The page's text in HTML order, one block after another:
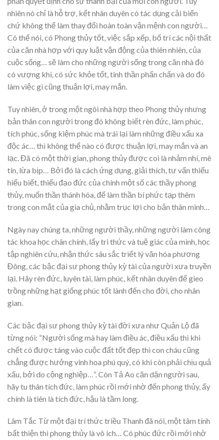
nhiên nó chỉ là hỗ trợ, kết nhân duyên có tác dụng cải biến
chứ không thể làm thay đổi hoàn toàn vận mệnh con người…
Có thể nói, có Phong thủy tốt, việc sắp xếp, bố trí các nội thất
của căn nhà hợp với quy luật vận động của thiên nhiên, của
cuộc sống… sẽ làm cho những người sống trong căn nhà đó
có vượng khí, có sức khỏe tốt, tinh thần phấn chấn và do đó
làm việc gì cũng thuận lợi, may mắn.
Tuy nhiên, ở trong một ngôi nhà hợp theo Phong thủy nhưng
bản thân con người trong đó không biết rèn đức, làm phúc,
tích phúc, sống kiệm phúc mà trái lại làm những điều xấu xa
độc ác… thì không thể nào có được thuận lợi, may mắn và an
lạc. Đã có một thời gian, phong thủy được coi là nhảm nhí, mê
tín, lừa bịp… Bởi đó là cách ứng dụng, giải thích, tư vấn thiếu
hiểu biết, thiếu đạo đức của chính một số các thầy phong
thủy, muốn thần thánh hóa, để làm thần bí phức tạp thêm
trong con mắt của gia chủ, nhằm trục lợi cho bản thân mình…
Ngày nay chúng ta, những người thầy, những người làm công
tác khoa học chân chính, lấy tri thức và tuệ giác của mình, học
tập nghiên cứu, nhận thức sâu sắc triết lý văn hóa phương
Đông, các bậc đại sư phong thủy kỳ tài của người xưa truyền
lại. Hãy rèn đức, luyên tài, làm phúc, kết nhân duyên để gieo
trồng những hạt giống phúc tốt lành đến cho đời, cho nhân
gian.
Các bậc đại sư phong thủy kỳ tài đời xưa như Quản Lộ đã
từng nói: “Người sống mà hay làm điều ác, điều xấu thì khi
chết có được táng vào cuộc đất tốt đẹp thì con cháu cũng
chẳng được hưởng vinh hoa phú quý, có khi còn phải chịu quả
xấu, bởi do cộng nghiệp…”. Còn Tả Ao căn dặn người sau,
hãy tu thân tích đức, làm phúc rồi mới nhờ đến phong thủy, ấy
chính là tiên là tích đức, hậu là tầm long.
Lâm Tắc Từ một đại trí thức triều Thanh đã nói, một tâm tính
bất thiện thì phong thủy là vô ích… Có phúc đức rồi mới nhờ